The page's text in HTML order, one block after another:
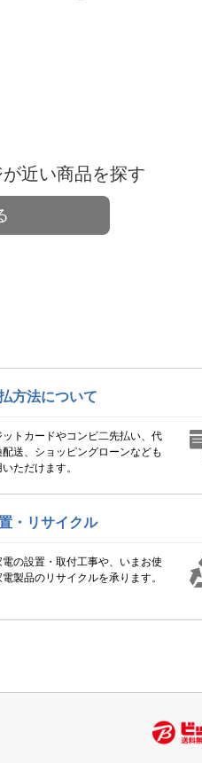
近い商品を探す
方法について
ットカードやコンビ二先払い、代
送、ショッピングローンなども
ただけます。
・リサイクル
電の設置・取付工事や、いまお使
製品のリサイクルを承ります。